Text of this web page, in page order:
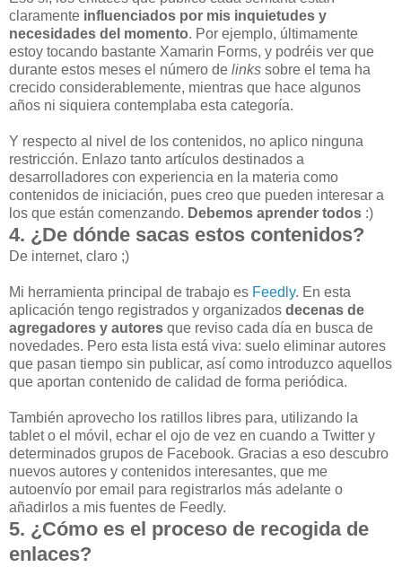
claramente influenciados por mis inquietudes y
necesidades del momento. Por ejemplo, últimamente
estoy tocando bastante Xamarin Forms, y podréis ver que
durante estos meses el número de links sobre el tema ha
crecido considerablemente, mientras que hace algunos
años ni siquiera contemplaba esta categoría.
Y respecto al nivel de los contenidos, no aplico ninguna
restricción. Enlazo tanto artículos destinados a
desarrolladores con experiencia en la materia como
contenidos de iniciación, pues creo que pueden interesar a
los que están comenzando. Debemos aprender todos :)
4. ¿De dónde sacas estos contenidos?
De internet, claro ;)
Mi herramienta principal de trabajo es Feedly. En esta
aplicación tengo registrados y organizados decenas de
agregadores y autores que reviso cada día en busca de
novedades. Pero esta lista está viva: suelo eliminar autores
que pasan tiempo sin publicar, así como introduzco aquellos
que aportan contenido de calidad de forma periódica.
También aprovecho los ratillos libres para, utilizando la
tablet o el móvil, echar el ojo de vez en cuando a Twitter y
determinados grupos de Facebook. Gracias a eso descubro
nuevos autores y contenidos interesantes, que me
autoenvío por email para registrarlos más adelante o
añadirlos a mis fuentes de Feedly.
5. ¿Cómo es el proceso de recogida de
enlaces?